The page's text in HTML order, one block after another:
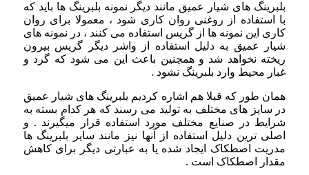
بلبرینگ های شیار عمیق مانند دیگر نمونه بلبرینگ ها باید که
با استفاده از روغنی روان کاری شود ، معمولا برای روان
کاری این نمونه ها از گریس استفاده می کنند ، در نمونه های
شیار عمیق به دلیل استفاده از واشر دیگر گریس بیرون
ریخته نخواهد شد و همچنین باعث این می شود که گرد و
غبار محیط وارد بلبرینگ نشود .
همان طور که قبلا هم اشاره کردیم بلبرینگ های شیار عمیق
در سایز های مختلف به تولید می رسند که هر کدام بسته به
شرایط در صنایع مختلف مورد استفاده قرار میگیرند . و
اصلی ترین دلیل استفاده از آنها نیز مانند سایر بلبرینگ ها
مدریت اصطکاک ایجاد شده یا به عبارتی دیگر برای کاهش
مقدار اصطکاک است .